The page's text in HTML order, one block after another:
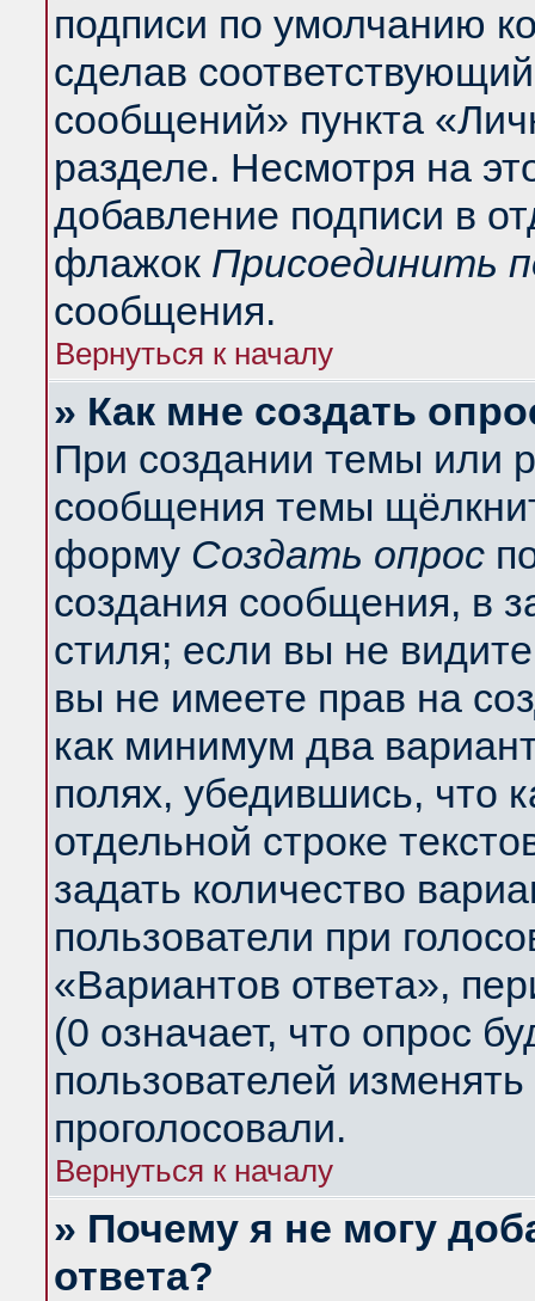
подписи по умолчанию
сделав
сообщений» пункта
разделе. Несмотря на
добавление подписи в
флажок Присоединить
сообщения.
Вернуться к началу
» Как мне создать
При создании темы или
сообщения темы
форму Создать опрос
создания сообщения, в
стиля; если вы не
вы не имеете прав на
как минимум два
полях, убедившись, что
отдельной строке
задать количество
пользователи при
«Вариантов ответа»,
(0 означает, что опрос
пользователей
проголосовали.
Вернуться к началу
» Почему я не могу
ответа?